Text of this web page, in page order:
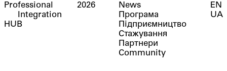
Professional
Integration
HUB
2026
News
Програма
Підприємництво
Стажування
Партнери
Community
EN
UA